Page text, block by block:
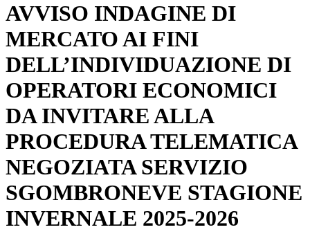
AVVISO INDAGINE DI
MERCATO AI FINI
DELL’INDIVIDUAZIONE DI
OPERATORI ECONOMICI
DA INVITARE ALLA
PROCEDURA TELEMATICA
NEGOZIATA SERVIZIO
SGOMBRONEVE STAGIONE
INVERNALE 2025-2026